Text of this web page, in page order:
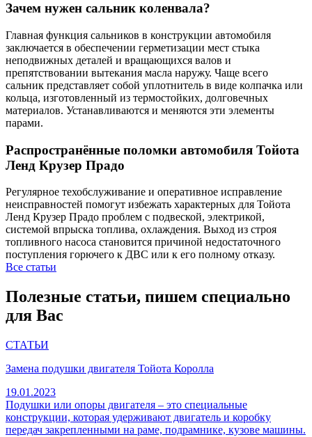
Зачем нужен сальник коленвала?
Главная функция сальников в конструкции автомобиля
заключается в обеспечении герметизации мест стыка
неподвижных деталей и вращающихся валов и
препятствовании вытекания масла наружу. Чаще всего
сальник представляет собой уплотнитель в виде колпачка или
кольца, изготовленный из термостойких, долговечных
материалов. Устанавливаются и меняются эти элементы
парами.
Распространённые поломки автомобиля Тойота
Ленд Крузер Прадо
Регулярное техобслуживание и оперативное исправление
неисправностей помогут избежать характерных для Тойота
Ленд Крузер Прадо проблем с подвеской, электрикой,
системой впрыска топлива, охлаждения. Выход из строя
топливного насоса становится причиной недостаточного
поступления горючего к ДВС или к его полному отказу.
Все статьи
Полезные статьи, пишем специально
для Вас
СТАТЬИ
Замена подушки двигателя Тойота Королла
19.01.2023
Подушки или опоры двигателя – это специальные
конструкции, которая удерживают двигатель и коробку
передач закрепленными на раме, подрамнике, кузове машины.